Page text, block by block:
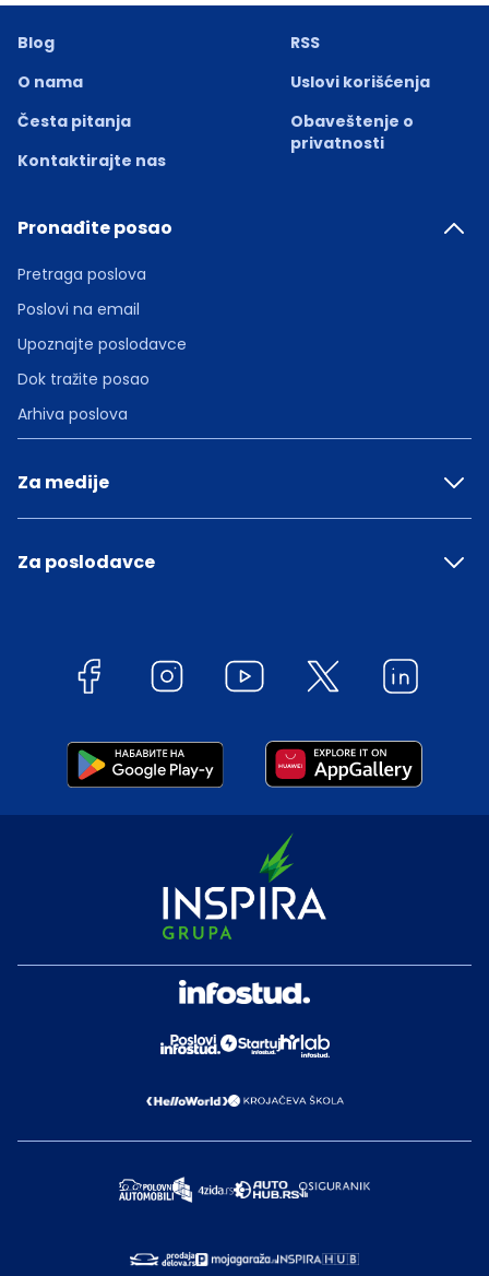
Blog
O nama
Česta pitanja
Kontaktirajte nas
RSS
Uslovi korišćenja
Obaveštenje o
privatnosti
Pronađite posao
Pretraga poslova
Poslovi na email
Upoznajte poslodavce
Dok tražite posao
Arhiva poslova
Za medije
Za poslodavce